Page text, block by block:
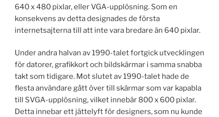
640 x 480 pixlar, eller VGA-upplösning. Som en
konsekvens av detta designades de första
internetsajterna till att inte vara bredare än 640 pixlar.
Under andra halvan av 1990-talet fortgick utvecklingen
för datorer, grafikkort och bildskärmar i samma snabba
takt som tidigare. Mot slutet av 1990-talet hade de
flesta användare gått över till skärmar som var kapabla
till SVGA-upplösning, vilket innebär 800 x 600 pixlar.
Detta innebar ett jättelyft för designers, som nu kunde